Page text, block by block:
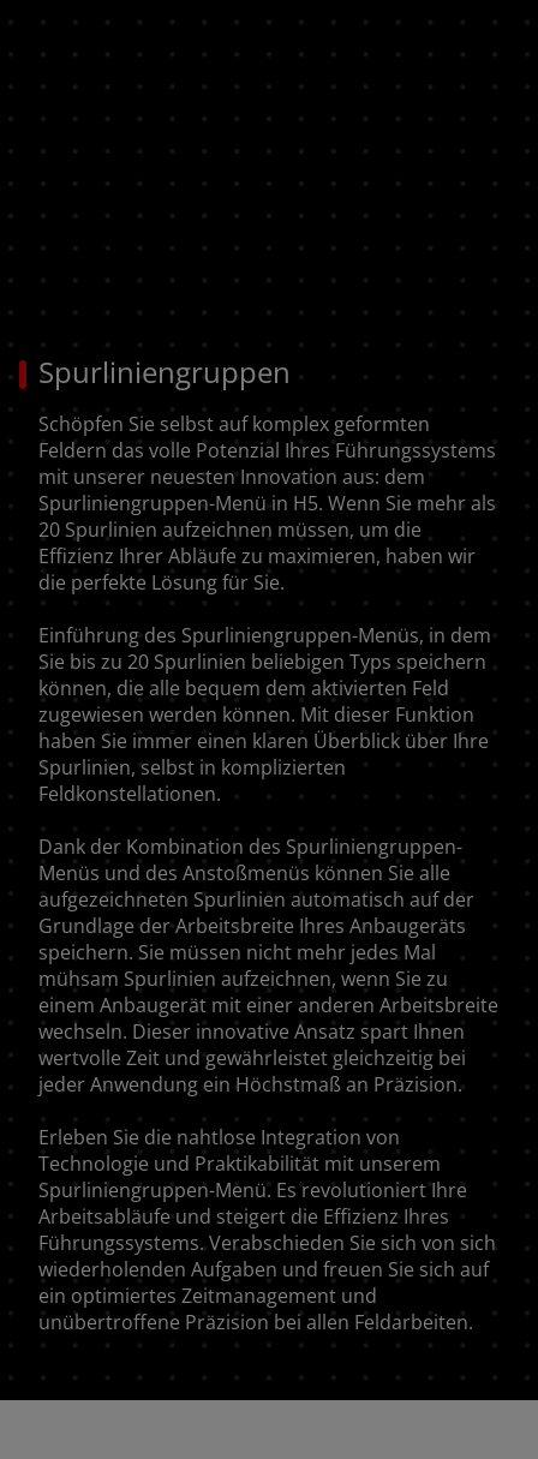
Spurliniengruppen
Schöpfen Sie selbst auf komplex geformten
Feldern das volle Potenzial Ihres Führungssystems
mit unserer neuesten Innovation aus: dem
Spurliniengruppen-Menü in H5. Wenn Sie mehr als
20 Spurlinien aufzeichnen müssen, um die
Effizienz Ihrer Abläufe zu maximieren, haben wir
die perfekte Lösung für Sie.
Einführung des Spurliniengruppen-Menüs, in dem
Sie bis zu 20 Spurlinien beliebigen Typs speichern
können, die alle bequem dem aktivierten Feld
zugewiesen werden können. Mit dieser Funktion
haben Sie immer einen klaren Überblick über Ihre
Spurlinien, selbst in komplizierten
Feldkonstellationen.
Dank der Kombination des Spurliniengruppen-
Menüs und des Anstoßmenüs können Sie alle
aufgezeichneten Spurlinien automatisch auf der
Grundlage der Arbeitsbreite Ihres Anbaugeräts
speichern. Sie müssen nicht mehr jedes Mal
mühsam Spurlinien aufzeichnen, wenn Sie zu
einem Anbaugerät mit einer anderen Arbeitsbreite
wechseln. Dieser innovative Ansatz spart Ihnen
wertvolle Zeit und gewährleistet gleichzeitig bei
jeder Anwendung ein Höchstmaß an Präzision.
Erleben Sie die nahtlose Integration von
Technologie und Praktikabilität mit unserem
Spurliniengruppen-Menü. Es revolutioniert Ihre
Arbeitsabläufe und steigert die Effizienz Ihres
Führungssystems. Verabschieden Sie sich von sich
wiederholenden Aufgaben und freuen Sie sich auf
ein optimiertes Zeitmanagement und
unübertroffene Präzision bei allen Feldarbeiten.